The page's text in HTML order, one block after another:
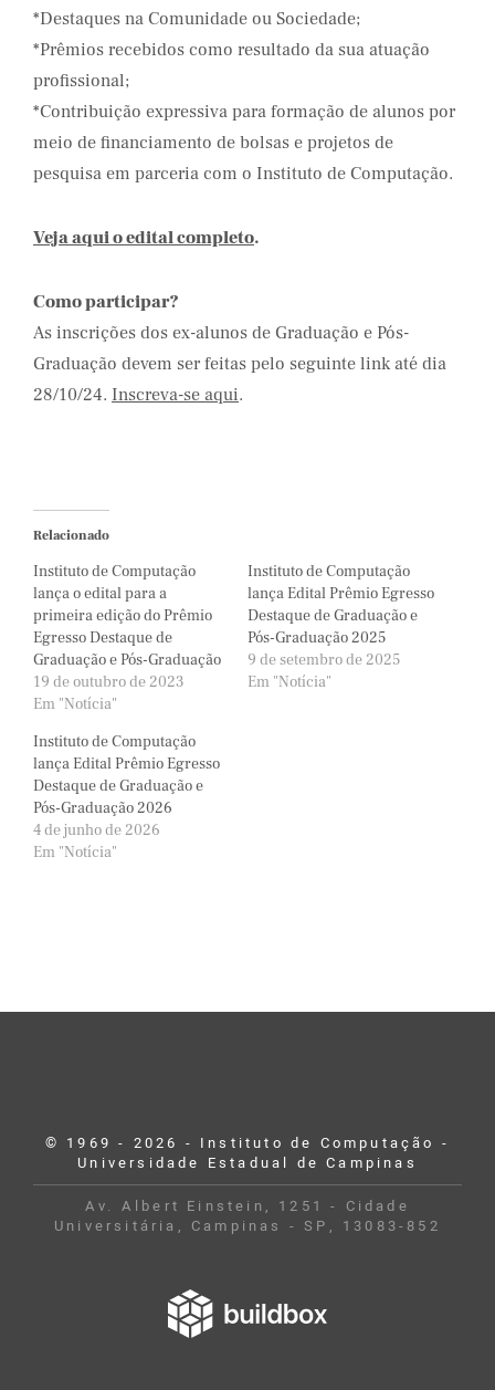
*Destaques na Comunidade ou Sociedade;
*Prêmios recebidos como resultado da sua atuação
profissional;
*Contribuição expressiva para formação de alunos por
meio de financiamento de bolsas e projetos de
pesquisa em parceria com o Instituto de Computação.
Veja aqui o edital completo.
Como participar?
As inscrições dos ex-alunos de Graduação e Pós-
Graduação devem ser feitas pelo seguinte link até dia
28/10/24. Inscreva-se aqui.
Relacionado
Instituto de Computação
lança o edital para a
primeira edição do Prêmio
Egresso Destaque de
Graduação e Pós-Graduação
19 de outubro de 2023
Em "Notícia"
Instituto de Computação
lança Edital Prêmio Egresso
Destaque de Graduação e
Pós-Graduação 2025
9 de setembro de 2025
Em "Notícia"
Instituto de Computação
lança Edital Prêmio Egresso
Destaque de Graduação e
Pós-Graduação 2026
4 de junho de 2026
Em "Notícia"
© 1969 - 2026 - Instituto de Computação -
Universidade Estadual de Campinas
Av. Albert Einstein, 1251 - Cidade
Universitária, Campinas - SP, 13083-852